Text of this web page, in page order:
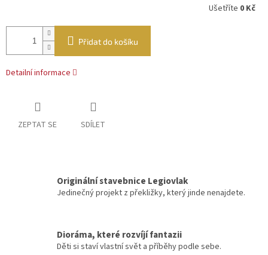
Ušetříte 0 Kč
Přidat do košíku
Detailní informace
ZEPTAT SE SDÍLET
Originální stavebnice Legiovlak
Jedinečný projekt z překližky, který jinde nenajdete.
Dioráma, které rozvíjí fantazii
Děti si staví vlastní svět a příběhy podle sebe.